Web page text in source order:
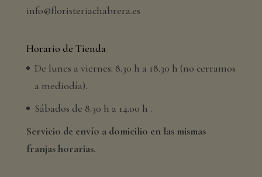
info@floristeriachabrera.es
Horario de Tienda
De lunes a viernes: 8.30 h a 18.30 h (no cerramos
a mediodía).
Sábados de 8.30 h a 14.00 h .
Servicio de envío a domicilio en las mismas
franjas horarias.